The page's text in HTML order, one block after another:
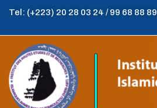
Tel: (+223) 20 28 03 24 / 99 68 88 89